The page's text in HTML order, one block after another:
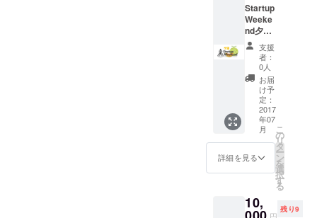
Startup
Weeke
nd夕
張 通
常参加
チケッ
ト （7
月14
日・15
日・16
日の三
泊付
き）
DoorKe
eperで
販売さ
るチ
ケット
支援
者：
0人
お届
け予
定：
2017
年07
月
詳細を見る
こ
の
リ
タ
ー
ン
を
選
択
す
る
10, 残り9